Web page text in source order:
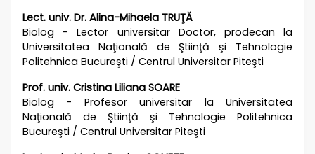
Lect. univ. Dr. Alina-Mihaela TRUŢĂ
Biolog - Lector universitar Doctor, prodecan la
Universitatea Naţională de Ştiinţă şi Tehnologie
Politehnica Bucureşti / Centrul Universitar Piteşti
Prof. univ. Cristina Liliana SOARE
Biolog - Profesor universitar la Universitatea
Naţională de Ştiinţă şi Tehnologie Politehnica
Bucureşti / Centrul Universitar Piteşti